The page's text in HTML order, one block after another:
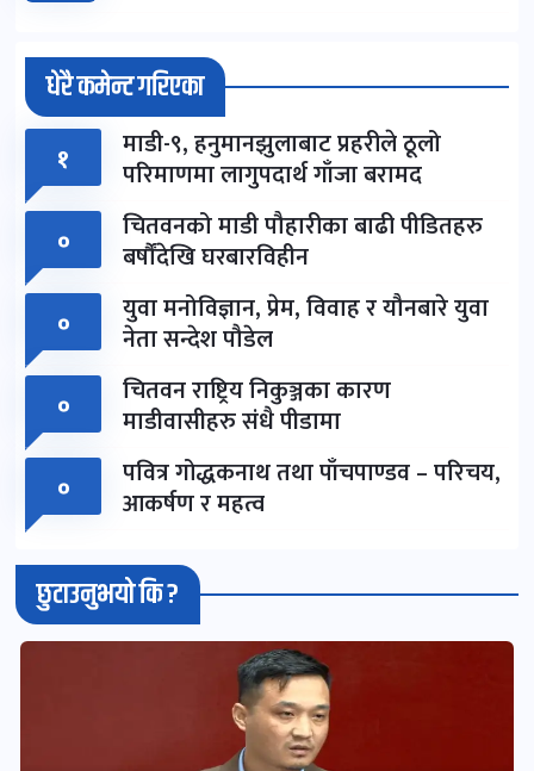
धेरै कमेन्ट गरिएका
१ माडी-९, हनुमानझुलाबाट प्रहरीले ठूलो
परिमाणमा लागुपदार्थ गाँजा बरामद
०
चितवनको माडी पौहारीका बाढी पीडितहरु
बर्षौंदेखि घरबारविहीन
०
युवा मनोविज्ञान, प्रेम, विवाह र यौनबारे युवा
नेता सन्देश पौडेल
०
चितवन राष्ट्रिय निकुञ्जका कारण
माडीवासीहरु संधै पीडामा
०
पवित्र गोद्धकनाथ तथा पाँचपाण्डव – परिचय,
आकर्षण र महत्व
छुटाउनुभयो कि ?